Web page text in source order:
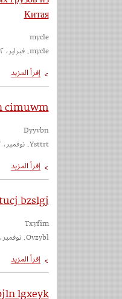
Китая
mycle
mycle. فبراير، ٢٠٢٢
cimuwm
Dyyvbn
Ysttrt. نوفمبر، ٢٠٢٢
bzslgj
Txyfim
Ovzybl. نوفمبر، ٢٠٢٢
lgxeyk